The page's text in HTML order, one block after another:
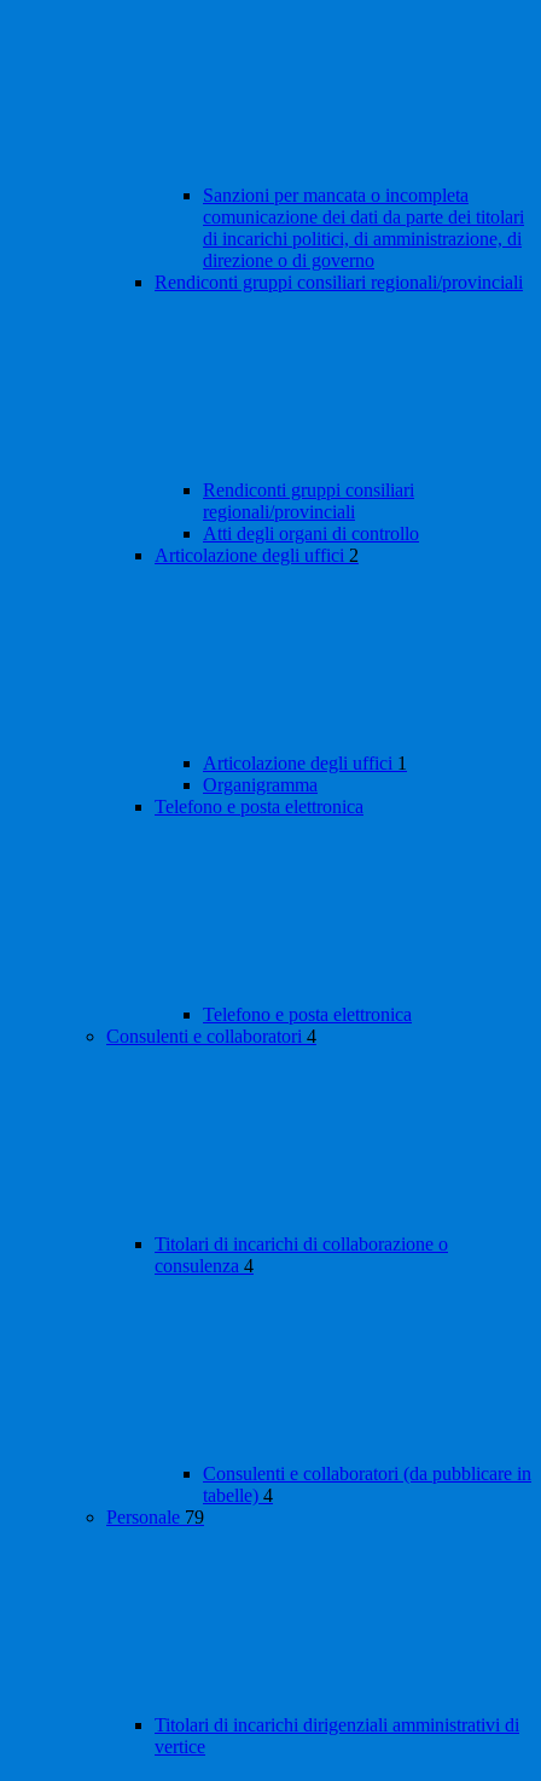
Sanzioni per mancata o incompleta
comunicazione dei dati da parte dei titolari
di incarichi politici, di amministrazione, di
direzione o di governo
Rendiconti gruppi consiliari regionali/provinciali
Rendiconti gruppi consiliari
regionali/provinciali
Atti degli organi di controllo
Articolazione degli uffici 2
Articolazione degli uffici 1
Organigramma
Telefono e posta elettronica
Telefono e posta elettronica
Consulenti e collaboratori 4
Titolari di incarichi di collaborazione o
consulenza 4
Consulenti e collaboratori (da pubblicare in
tabelle) 4
Personale 79
Titolari di incarichi dirigenziali amministrativi di
vertice